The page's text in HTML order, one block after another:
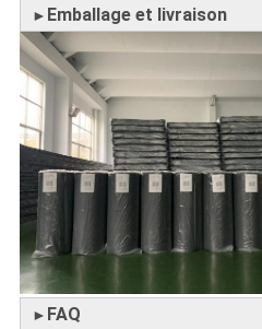
► Emballage et livraison
► FAQ